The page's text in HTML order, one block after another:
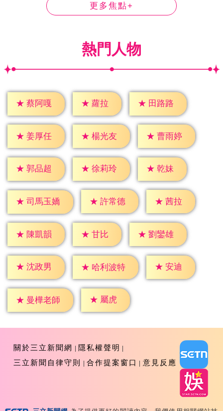
更多焦點+
熱門人物
★ 蔡阿嘎 ★ 蘿拉 ★ 田路路
★ 姜厚任 ★ 楊光友 ★ 曹雨婷
★ 郭品超 ★ 徐莉玲 ★ 乾妹
★ 司馬玉嬌 ★ 許常德 ★ 茜拉
★ 陳凱韻 ★ 甘比 ★ 劉鑾雄
★ 沈政男 ★ 哈利波特 ★ 安迪
★ 曼樺老師 ★ 屬虎
關於三立新聞網
隱私權聲明
三立新聞自律守則
合作提案窗口 意見反應